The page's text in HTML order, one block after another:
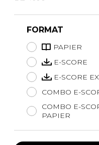
FORMAT
PAPIER
E-SCORE
E-SCORE
COMBO E-
COMBO E-
PAPIER